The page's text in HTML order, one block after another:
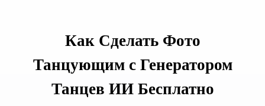
Как Сделать Фото
Танцующим с Генератором
Танцев ИИ Бесплатно